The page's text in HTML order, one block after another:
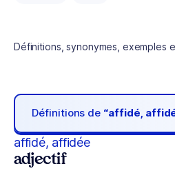
Définitions, synonymes, exemples
Définitions de “affidé,
affidé, affidée
adjectif